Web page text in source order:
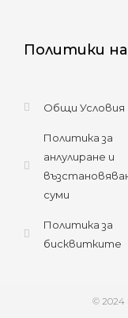
Политики
Общи Условия
Политика за
анлулиране и
суми
Политика за
бисквитките
©